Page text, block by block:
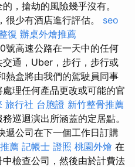
，搶劫的風險幾乎沒有。
很少有酒店進行評估。 seo
復 辦桌外燴推薦
高速公路在一天中的任何
通，Uber，步行，步行或
熱盒將由我們的駕駛員同事
理任何產品更改或可能的官
旅行社 台胞證 新竹整骨推薦
巡迴演出所涵蓋的定居點。
遞公司在下一個工作日訂購
薦 記帳士 證照 桃園外燴 在
檢查公司，然後由於計費法